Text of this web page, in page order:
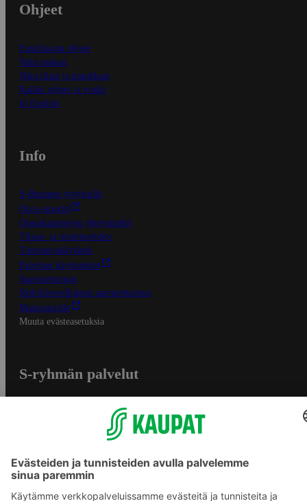
Ohjeet
Ensitilaajan ohjeet
Näin maksat
Näin tilaat ja muokkaat
Kaikki ohjeet ja vinkit
In English
Info
S-Business yrityksille
Oiva-raportit
Osuuskauppojen yhteystiedot
Tilaus- ja toimitusehdot
Tietosuojakäytäntö
Palvelun käyttöehdot
Saavutettavuus
Mobiilisovelluksen saavutettavuus
Mainostajalle
Muuta evästeasetuksia
S-ryhmän palvelut
Yhteishyvä Ruoka -sovellus
S-ostoslista -sovellus
Prisma.fi